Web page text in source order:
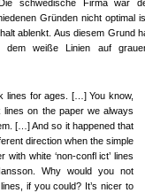
schwedische Firma war
Gründen nicht optimal
ablenkt. Aus diesem Grund
dem weiße Linien auf
lines for ages. […] You know,
on the paper we always
[…] And so it happened that
direction when the simple
white ‘non-confl ict’ lines
Why would you not
if you could? It’s nicer to